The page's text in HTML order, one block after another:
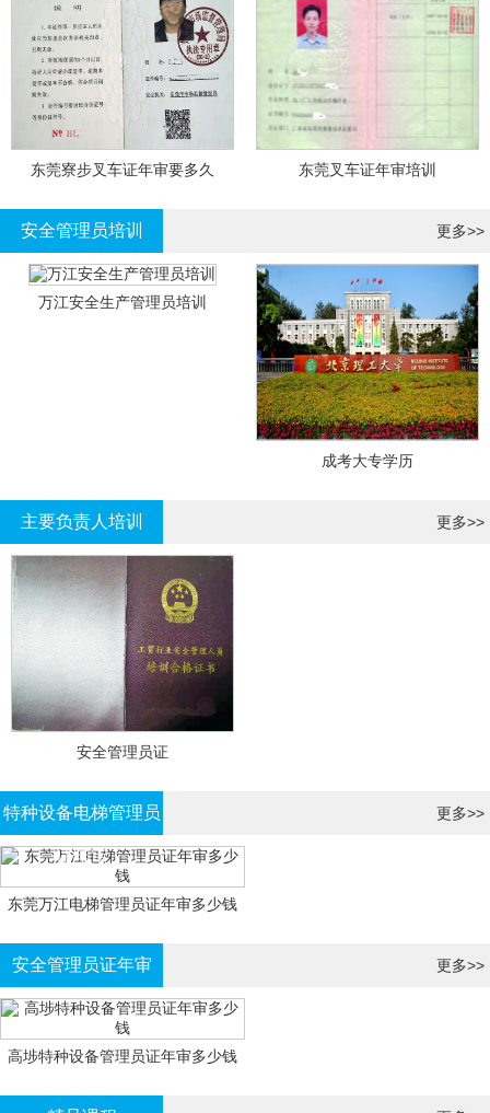
东莞寮步叉车证年审要多久 东莞叉车证年审培训
安全管理员培训 更多>>
万江安全生产管理员培训
成考大专学历
主要负责人培训 更多>>
安全管理员证
特种设备电梯管理员
证年审
更多>>
东莞万江电梯管理员证年审多少钱
安全管理员证年审 更多>>
高埗特种设备管理员证年审多少钱